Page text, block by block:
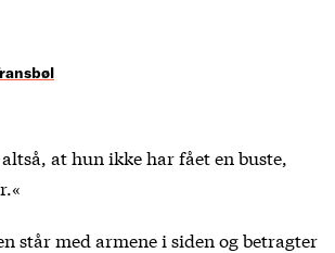
at hun ikke har fået en buste,
står med armene i siden og betragter